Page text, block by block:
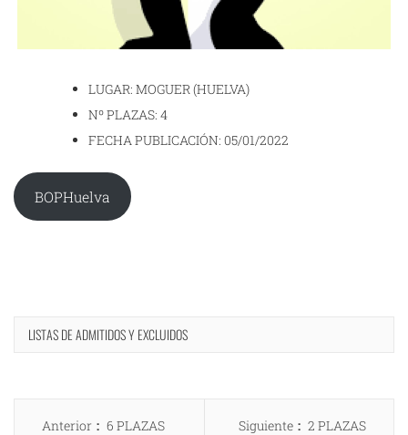
LUGAR: MOGUER (HUELVA)
Nº PLAZAS: 4
FECHA PUBLICACIÓN: 05/01/2022
BOPHuelva
LISTAS DE ADMITIDOS Y EXCLUIDOS
Navegación
Anterior
Entrada
6 PLAZAS
Siguiente
Entrada
2 PLAZAS